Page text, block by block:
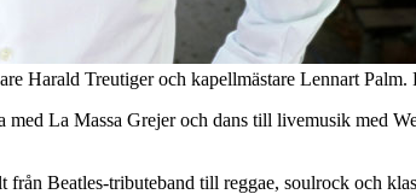
Harald Treutiger och kapellmästare Lennart Palm.
La Massa Grejer och dans till livemusik med
Beatles-tributeband till reggae, soulrock och